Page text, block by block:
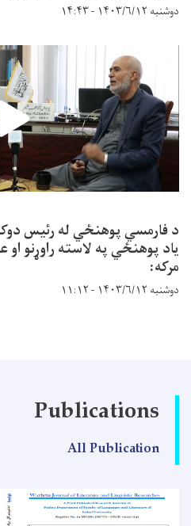
دوشنبه ۱۴۰۳/۶/۱۲ - ۱۴:۴۳
د فارمسي پوهنځي له رئیس
یاد پوهنځي په لاسته راوړنو
مرکه:
دوشنبه ۱۴۰۳/۶/۱۲ - ۱۱:۱۲
Publications
All Publication